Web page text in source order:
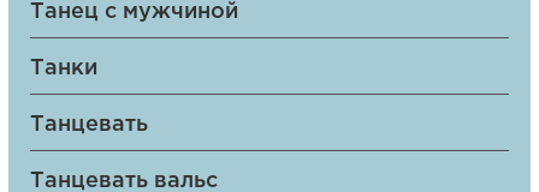
Танец с мужчиной
Танки
Танцевать
Танцевать вальс